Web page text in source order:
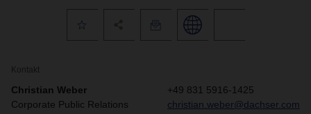
Kontakt
Christian Weber
Corporate Public Relations
+49 831 5916-1425
christian.weber@dachser.com